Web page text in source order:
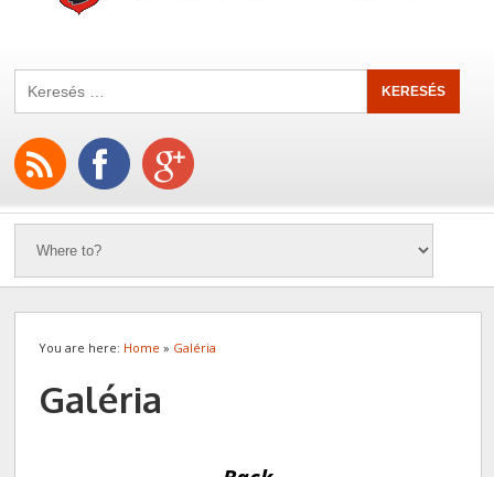
You are here: Home » Galéria
Galéria